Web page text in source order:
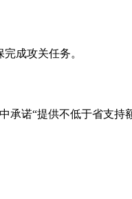
成攻关任务。
承诺“提供不低于省支持